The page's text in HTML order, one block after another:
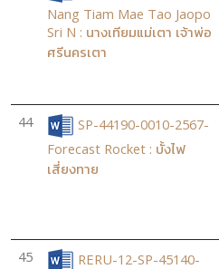
Nang Tiam Mae Tao Jaopo
Sri N : นางเทียมแม่เตา เจ้าพ่อ
ศรีนครเตา
44
SP-44190-0010-2567-
Forecast Rocket : บั้งไฟ
เสี่ยงทาย
45
RERU-12-SP-45140-